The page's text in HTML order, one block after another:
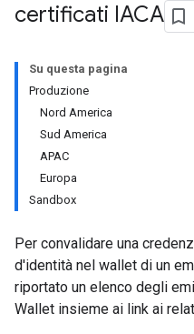
certificati IACA
Su questa pagina
Produzione
Nord America
Sud America
APAC
Europa
Sandbox
Per convalidare una
d'identità nel wallet di un
riportato un elenco degli
Wallet insieme ai link ai